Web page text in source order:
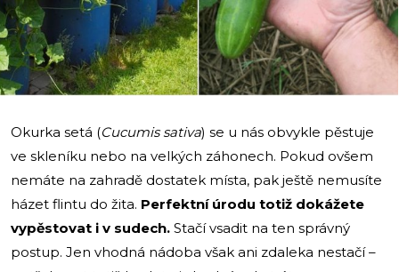
Okurka setá (Cucumis sativa) se u nás obvykle pěstuje
ve skleníku nebo na velkých záhonech. Pokud ovšem
nemáte na zahradě dostatek místa, pak ještě nemusíte
házet flintu do žita. Perfektní úrodu totiž dokážete
vypěstovat i v sudech. Stačí vsadit na ten správný
postup. Jen vhodná nádoba však ani zdaleka nestačí –